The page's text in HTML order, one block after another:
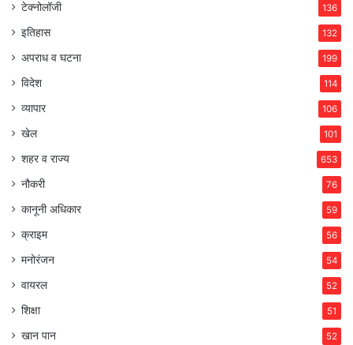
टेक्नोलॉजी 136
इतिहास 132
अपराध व घटना 199
विदेश 114
व्यापार 106
खेल 101
शहर व राज्य 653
नौकरी 76
कानूनी अधिकार 59
क्राइम 56
मनोरंजन 54
वायरल 52
शिक्षा 51
खान पान 52